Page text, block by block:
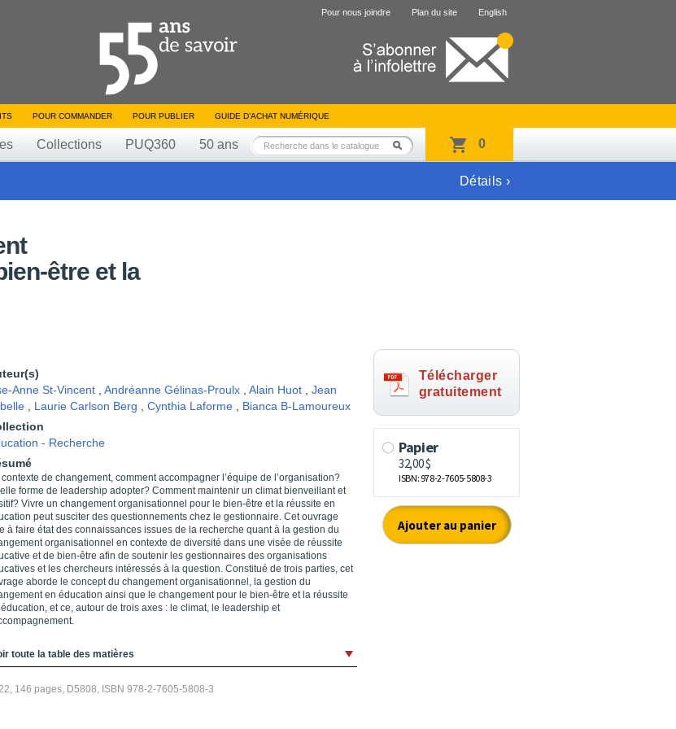
Pour nous joindre Plan du site English
POUR COMMANDER POUR PUBLIER GUIDE D’ACHAT NUMÉRIQUE
Collections PUQ360 50 ans 0
Détails ›
être et la
Anne St-Vincent
Andréanne Gélinas-Proulx Alain Huot
Jean
Laurie Carlson Berg Cynthia Laforme
Bianca B-Lamoureux
- Recherche
contexte de changement, comment accompagner l’équipe de l’organisation?
forme de leadership adopter? Comment maintenir un climat bienveillant et
Vivre un changement organisationnel pour le bien-être et la réussite en
peut susciter des questionnements chez le gestionnaire. Cet ouvrage
à faire état des connaissances issues de la recherche quant à la gestion du
organisationnel en contexte de diversité dans une visée de réussite
et de bien-être afin de soutenir les gestionnaires des organisations
et les chercheurs intéressés à la question. Constitué de trois parties, cet
aborde le concept du changement organisationnel, la gestion du
en éducation ainsi que le changement pour le bien-être et la réussite
et ce, autour de trois axes : le climat, le leadership et
des matières
toute la table des matières
146 pages, D5808, ISBN 978-2-7605-5808-3
Télécharger
gratuitement